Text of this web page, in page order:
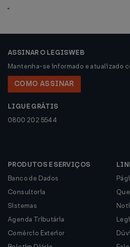
"
ASSINAR O LEGISWEB
Mantenha-se informado e atualizado
COMO ASSINAR
LIGUE GRÁTIS
0800 202 5544
PRODUTOS E SERVIÇOS
Banco de Dados
Consultoria
Sistemas
Agenda Tributária
Comércio Exterior